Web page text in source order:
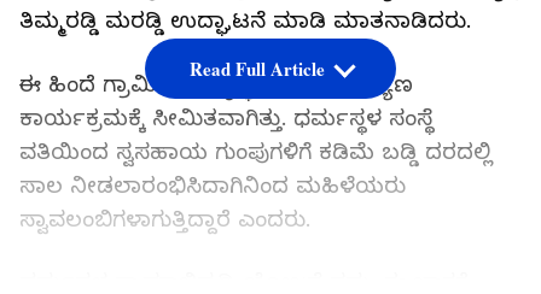
ತಿಮ್ಮರಡ್ಡಿ ಮರಡ್ಡಿ ಉದ್ಘಾಟನೆ ಮಾಡಿ ಮಾತನಾಡಿದರು.
ಈ ಹಿಂದೆ ಗ್ರಾಮೀಣಾಭಿವೃದ್ಧಿ ಎಂಬುದು ಕಲ್ಯಾಣ
ಕಾರ್ಯಕ್ರಮಕ್ಕೆ ಸೀಮಿತವಾಗಿತ್ತು. ಧರ್ಮಸ್ಥಳ ಸಂಸ್ಥೆ
ವತಿಯಿಂದ ಸ್ವಸಹಾಯ ಗುಂಪುಗಳಿಗೆ ಕಡಿಮೆ ಬಡ್ಡಿ ದರದಲ್ಲಿ
ಸಾಲ ನೀಡಲಾರಂಭಿಸಿದಾಗಿನಿಂದ ಮಹಿಳೆಯರು
ಸ್ವಾವಲಂಬಿಗಳಾಗುತ್ತಿದ್ದಾರೆ ಎಂದರು.
Read Full Article